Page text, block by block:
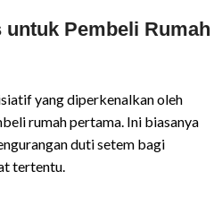
untuk Pembeli Rumah
yang diperkenalkan oleh
rumah pertama. Ini biasanya
duti setem bagi
tertentu.